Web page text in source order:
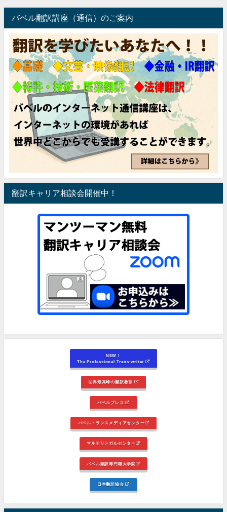
バベル翻訳講座（通信）のご案内
翻訳キャリア相談会開催中！
NEW！
The Professional Trans-writer
世界最高峰の翻訳教育
バベルプレス
バベルトランスメディアセンター
マルチリンガルセンター
バベル翻訳専門職大学院
日本翻訳協会